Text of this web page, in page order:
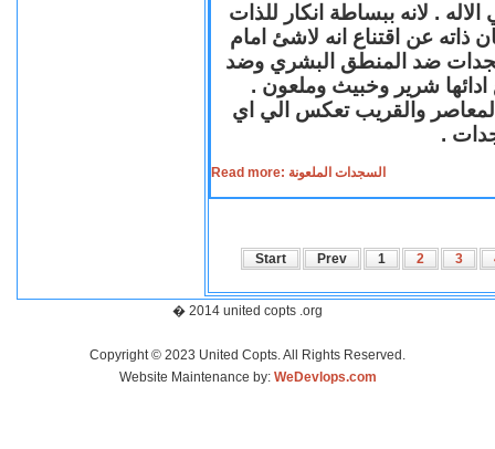
. لانه ببساطة انكار للذات
ذاته عن اقتناع انه لاشئ امام
ضد المنطق البشري وضد
ادائها شرير وخبيث وملعون .
المعاصر والقريب تعكس الي اي
.
Read more: السجدات الملعونة
Start Prev 1 2 3
� 2014 united copts .org
Copyright © 2023 United Copts. All Rights Reserved.
Website Maintenance by: WeDevlops.com